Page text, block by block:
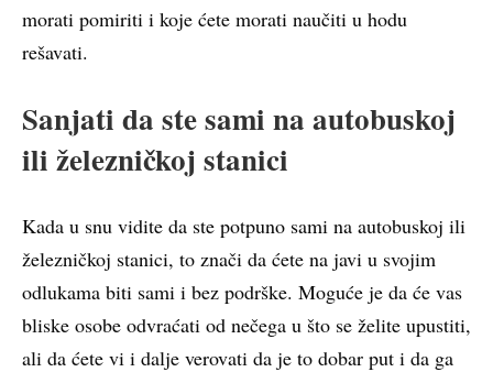
morati pomiriti i koje ćete morati naučiti u hodu
rešavati.
Sanjati da ste sami na autobuskoj
ili železničkoj stanici
Kada u snu vidite da ste potpuno sami na autobuskoj ili
železničkoj stanici, to znači da ćete na javi u svojim
odlukama biti sami i bez podrške. Moguće je da će vas
bliske osobe odvraćati od nečega u što se želite upustiti,
ali da ćete vi i dalje verovati da je to dobar put i da ga